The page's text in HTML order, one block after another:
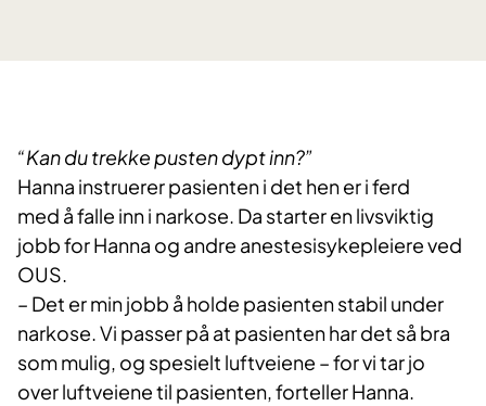
“Kan du trekke pusten dypt inn?”
Hanna instruerer pasienten i det hen er i ferd
med å falle inn i narkose. Da starter en livsviktig
jobb for Hanna og andre anestesisykepleiere ved
OUS.
– Det er min jobb å holde pasienten stabil under
narkose. Vi passer på at pasienten har det så bra
som mulig, og spesielt luftveiene – for vi tar jo
over luftveiene til pasienten, forteller Hanna.